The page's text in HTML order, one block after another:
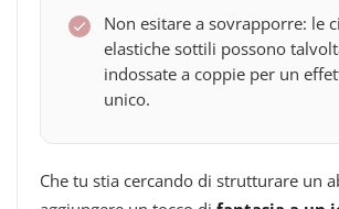
Non esitare a sovrapporre: le
elastiche sottili possono
indossate a coppie per un
unico.
Che tu stia cercando di strutturare un